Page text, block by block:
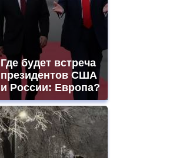
Где будет встреча
президентов США
и России: Европа?